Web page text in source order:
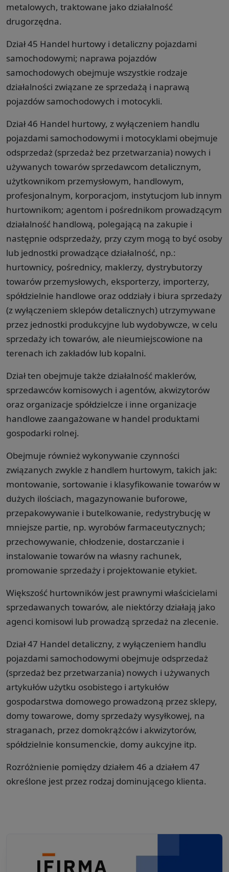
metalowych, traktowane jako działalność
drugorzędna.
Dział 45 Handel hurtowy i detaliczny pojazdami
samochodowymi; naprawa pojazdów
samochodowych obejmuje wszystkie rodzaje
działalności związane ze sprzedażą i naprawą
pojazdów samochodowych i motocykli.
Dział 46 Handel hurtowy, z wyłączeniem handlu
pojazdami samochodowymi i motocyklami obejmuje
odsprzedaż (sprzedaż bez przetwarzania) nowych i
używanych towarów sprzedawcom detalicznym,
użytkownikom przemysłowym, handlowym,
profesjonalnym, korporacjom, instytucjom lub innym
hurtownikom; agentom i pośrednikom prowadzącym
działalność handlową, polegającą na zakupie i
następnie odsprzedaży, przy czym mogą to być osoby
lub jednostki prowadzące działalność, np.:
hurtownicy, pośrednicy, maklerzy, dystrybutorzy
towarów przemysłowych, eksporterzy, importerzy,
spółdzielnie handlowe oraz oddziały i biura sprzedaży
(z wyłączeniem sklepów detalicznych) utrzymywane
przez jednostki produkcyjne lub wydobywcze, w celu
sprzedaży ich towarów, ale nieumiejscowione na
terenach ich zakładów lub kopalni.
Dział ten obejmuje także działalność maklerów,
sprzedawców komisowych i agentów, akwizytorów
oraz organizacje spółdzielcze i inne organizacje
handlowe zaangażowane w handel produktami
gospodarki rolnej.
Obejmuje również wykonywanie czynności
związanych zwykle z handlem hurtowym, takich jak:
montowanie, sortowanie i klasyfikowanie towarów w
dużych ilościach, magazynowanie buforowe,
przepakowywanie i butelkowanie, redystrybucję w
mniejsze partie, np. wyrobów farmaceutycznych;
przechowywanie, chłodzenie, dostarczanie i
instalowanie towarów na własny rachunek,
promowanie sprzedaży i projektowanie etykiet.
Większość hurtowników jest prawnymi właścicielami
sprzedawanych towarów, ale niektórzy działają jako
agenci komisowi lub prowadzą sprzedaż na zlecenie.
Dział 47 Handel detaliczny, z wyłączeniem handlu
pojazdami samochodowymi obejmuje odsprzedaż
(sprzedaż bez przetwarzania) nowych i używanych
artykułów użytku osobistego i artykułów
gospodarstwa domowego prowadzoną przez sklepy,
domy towarowe, domy sprzedaży wysyłkowej, na
straganach, przez domokrążców i akwizytorów,
spółdzielnie konsumenckie, domy aukcyjne itp.
Rozróżnienie pomiędzy działem 46 a działem 47
określone jest przez rodzaj dominującego klienta.